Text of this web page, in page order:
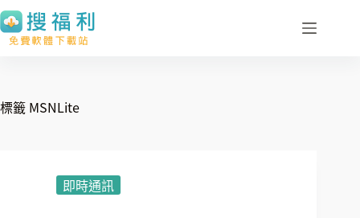
跳
至
內
容
標籤 MSNLite
即時通訊